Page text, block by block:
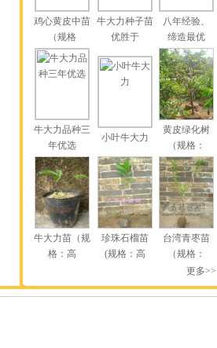
鸡心黄皮中苗
（规格
牛大力种子苗
优胜于
八年经验、
缔造最优
牛大力品种三
年优选
小叶牛大力
黄皮绿化树
（规格：
牛大力苗（规
格：高
珍珠石榴苗
(规格：高
台湾青枣苗
（规格：
更多>>